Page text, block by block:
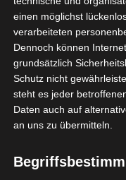
2025/2026
einen möglichst
verarbeiteten
Dennoch können
grundsätzlich
Schutz nicht
steht es jeder
Daten auch auf
an uns zu übermitteln.